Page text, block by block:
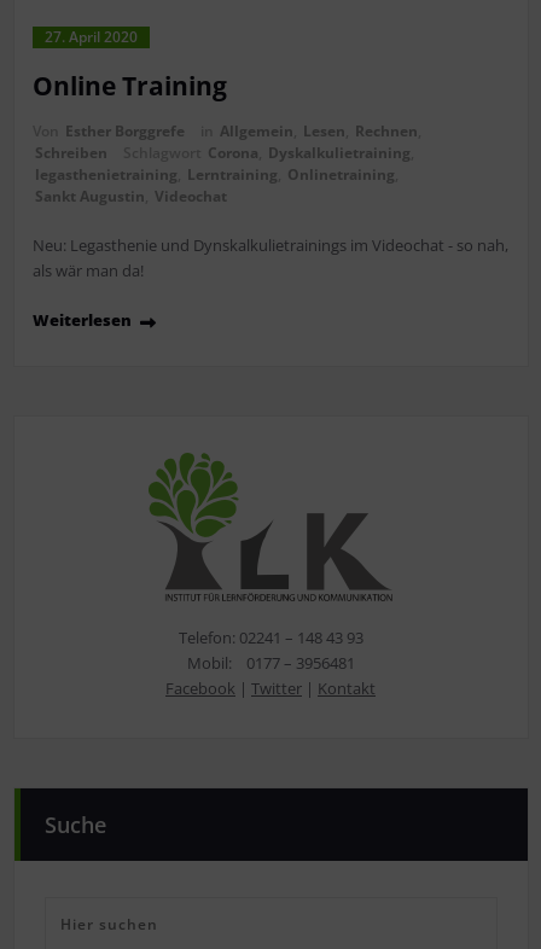
27. April 2020
Online Training
Esther Borggrefe Allgemein Lesen Rechnen
Schreiben
Corona Dyskalkulietraining
legasthenietraining Lerntraining Onlinetraining
Sankt Augustin Videochat
Neu: Legasthenie und Dynskalkulietrainings im Videochat - so nah,
als wär man da!
Weiterlesen
Telefon: 02241 – 148 43 93
Mobil: 0177 – 3956481
Facebook | Twitter | Kontakt
Suche